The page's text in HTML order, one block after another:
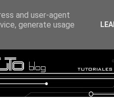
and user-agent
generate usage